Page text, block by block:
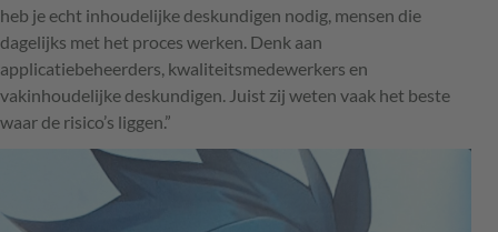
heb je echt inhoudelijke deskundigen nodig, mensen die
dagelijks met het proces werken. Denk aan
applicatiebeheerders, kwaliteitsmedewerkers en
vakinhoudelijke deskundigen. Juist zij weten vaak het beste
waar de risico’s liggen.”